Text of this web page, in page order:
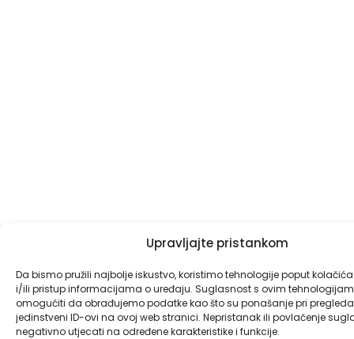
Upravljajte pristankom
Da bismo pružili najbolje iskustvo, koristimo tehnologije poput
i/ili pristup informacijama o uređaju. Suglasnost s ovim
omogućiti da obrađujemo podatke kao što su ponašanje pri
jedinstveni ID-ovi na ovoj web stranici. Nepristanak ili povlačenje
negativno utjecati na određene karakteristike i funkcije.